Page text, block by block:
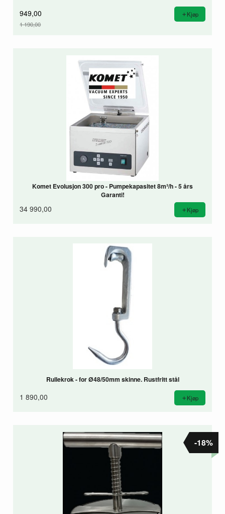
949,00
1 190,00
Kjøp
Komet Evolusjon 300 pro - Pumpekapasitet 8m³/h - 5 års
Garanti!
34 990,00 Kjøp
Rullekrok - for Ø48/50mm skinne. Rustfritt stål
1 890,00 Kjøp
-18%